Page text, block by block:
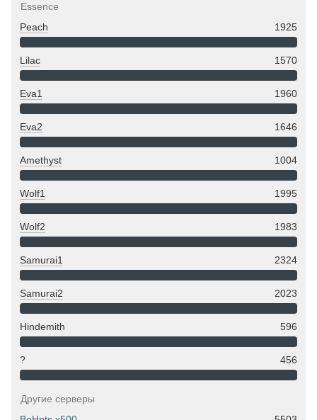
Essence
Peach
1925
Lilac 1570
Eva1 1960
Eva2 1646
Amethyst 1004
Wolf1 1995
Wolf2 1983
Samurai1 2324
Samurai2 2023
Hindemith 596
? 456
Другие серверы